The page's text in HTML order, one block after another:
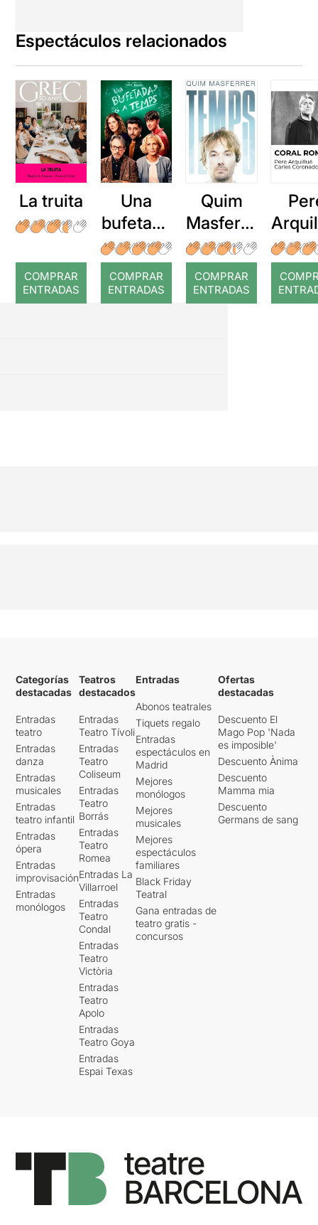
Espectáculos relacionados
La truita
COMPRAR
ENTRADAS
Una
bufetada
a temps
COMPRAR
ENTRADAS
Quim
Masferre
r: Temps
COMPRAR
ENTRADAS
:
Categorías
destacadas
Entradas
teatro
Entradas
danza
Entradas
musicales
Entradas
teatro infantil
Entradas
ópera
Entradas
improvisación
Entradas
monólogos
Teatros
destacados
Entradas
Teatro Tívoli
Entradas
Teatro
Coliseum
Entradas
Teatro
Borrás
Entradas
Teatro
Romea
Entradas La
Villarroel
Entradas
Teatro
Condal
Entradas
Teatro
Victòria
Entradas
Teatro
Apolo
Entradas
Teatro Goya
Entradas
Espai Texas
Entradas
Abonos teatrales
Tiquets regalo
Entradas
espectáculos en
Madrid
Mejores
monólogos
Mejores
musicales
Mejores
espectáculos
familiares
Black Friday
Teatral
Gana entradas de
teatro gratis -
concursos
Ofertas
destacadas
Descuento El
Mago Pop 'Nada
es imposible'
Descuento Ànima
Descuento
Mamma mia
Descuento
Germans de sang